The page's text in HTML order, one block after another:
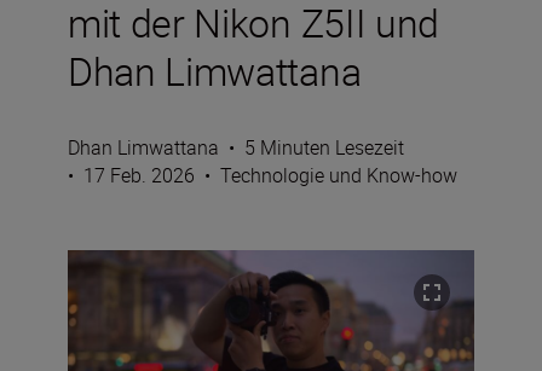
mit der Nikon Z5II und
Dhan Limwattana
Dhan Limwattana • 5 Minuten Lesezeit
• 17 Feb. 2026 • Technologie und Know-how